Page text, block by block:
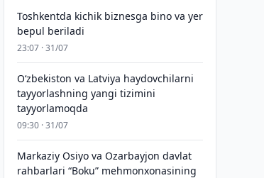
Toshkentda kichik biznesga bino va yer
bepul beriladi
23:07 · 31/07
Oʻzbekiston va Latviya haydovchilarni
tayyorlashning yangi tizimini
tayyorlamoqda
09:30 · 31/07
Markaziy Osiyo va Ozarbayjon davlat
rahbarlari “Boku” mehmonxonasining